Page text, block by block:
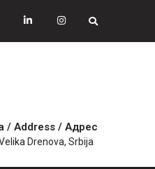
/ Address / Адрес
Drenova, Srbija